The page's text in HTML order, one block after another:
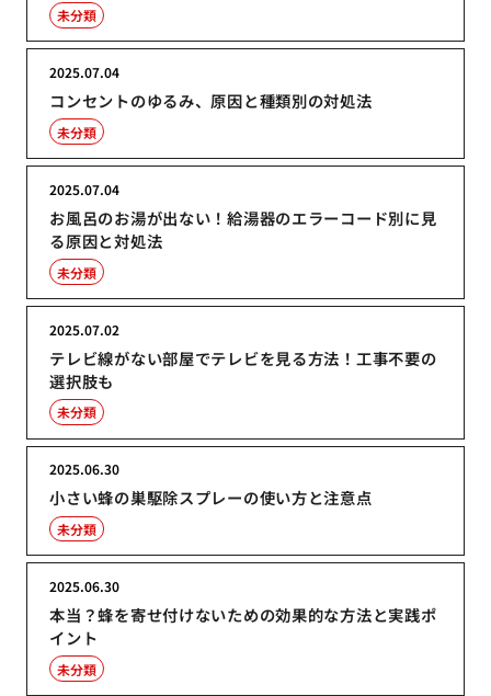
未分類
コンセントのゆるみ、原因と種類別の対処法
2025.07.04
未分類
お風呂のお湯が出ない！給湯器のエラーコード別に見
る原因と対処法
2025.07.04
未分類
テレビ線がない部屋でテレビを見る方法！工事不要の
選択肢も
2025.07.02
未分類
小さい蜂の巣駆除スプレーの使い方と注意点
2025.06.30
未分類
本当？蜂を寄せ付けないための効果的な方法と実践ポ
イント
2025.06.30
未分類